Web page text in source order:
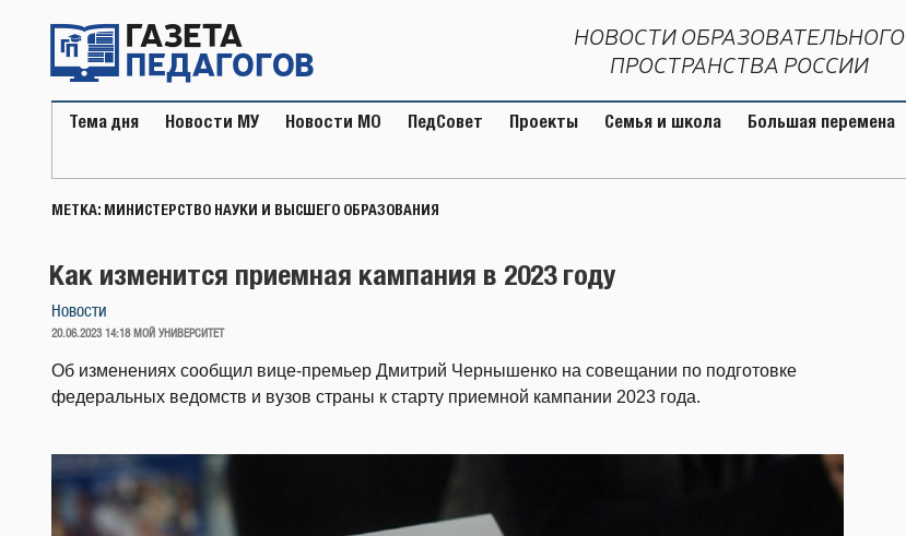
содержимому
НОВОСТИ ОБРАЗОВАТЕЛЬНОГО
ПРОСТРАНСТВА РОССИИ
Тема дня Новости МУ Новости МО ПедСовет Проекты Семья и школа Большая перемена
МЕТКА: МИНИСТЕРСТВО НАУКИ И ВЫСШЕГО ОБРАЗОВАНИЯ
Как изменится приемная кампания в 2023 году
Новости
ОПУБЛИКОВАНО
20.06.2023 14:18 МОЙ УНИВЕРСИТЕТ
Об изменениях сообщил вице-премьер Дмитрий Чернышенко на совещании по подготовке
федеральных ведомств и вузов страны к старту приемной кампании 2023 года.